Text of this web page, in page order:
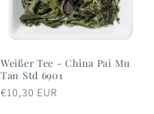
Weißer Tee - China Pai Mu
Tan Std 6901
Normaler
€10,30 EUR